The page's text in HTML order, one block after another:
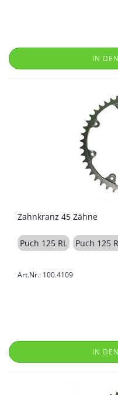
IN
Zahnkranz 45 Zähne
Puch 125 RL Puch 125
Art.Nr.: 100.4109
IN